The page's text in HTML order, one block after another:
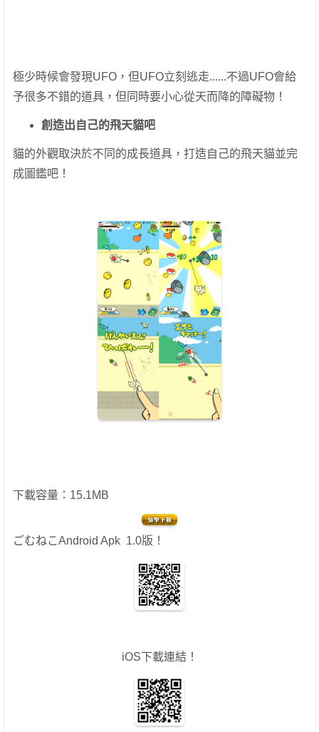
極少時候會發現UFO，但UFO立刻逃走......不過UFO會給
予很多不錯的道具，但同時要小心從天而降的障礙物！
創造出自己的飛天貓吧
貓的外觀取決於不同的成長道具，打造自己的飛天貓並完
成圖鑑吧！
下載容量：15.1MB
ごむねこAndroid Apk 1.0版！
iOS下載連結！